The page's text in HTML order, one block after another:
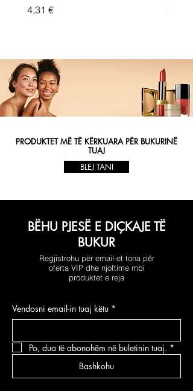
Price
4,31 €
Price
4,33 €
PRODUKTET MË TË KËRKUARA PËR BUKURINË
TUAJ
BLEJ TANI
BËHU PJESË E DIÇKAJE TË
BUKUR
Regjistrohu për email-et tona për
oferta VIP dhe njoftime mbi
produktet e reja
Vendosni email-in tuaj këtu *
Po, dua të abonohëm në buletinin tuaj. *
Bashkohu